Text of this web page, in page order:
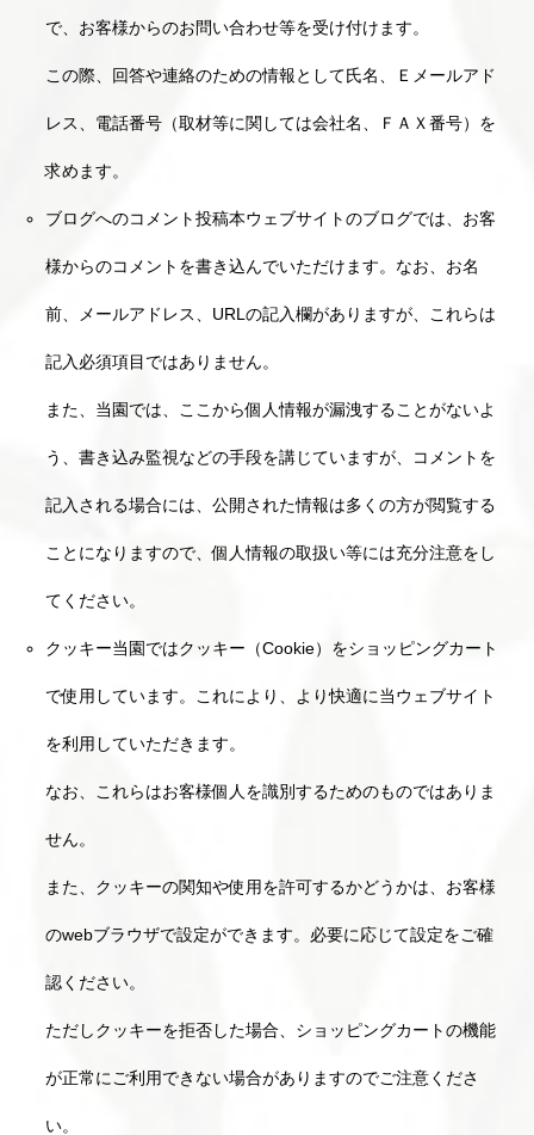
で、お客様からのお問い合わせ等を受け付けます。
この際、回答や連絡のための情報として氏名、Ｅメールアド
レス、電話番号（取材等に関しては会社名、ＦＡＸ番号）を
求めます。
ブログへのコメント投稿本ウェブサイトのブログでは、お客
様からのコメントを書き込んでいただけます。なお、お名
前、メールアドレス、URLの記入欄がありますが、これらは
記入必須項目ではありません。
また、当園では、ここから個人情報が漏洩することがないよ
う、書き込み監視などの手段を講じていますが、コメントを
記入される場合には、公開された情報は多くの方が閲覧する
ことになりますので、個人情報の取扱い等には充分注意をし
てください。
クッキー当園ではクッキー（Cookie）をショッピングカート
で使用しています。これにより、より快適に当ウェブサイト
を利用していただきます。
なお、これらはお客様個人を識別するためのものではありま
せん。
また、クッキーの関知や使用を許可するかどうかは、お客様
のwebブラウザで設定ができます。必要に応じて設定をご確
認ください。
ただしクッキーを拒否した場合、ショッピングカートの機能
が正常にご利用できない場合がありますのでご注意くださ
い。